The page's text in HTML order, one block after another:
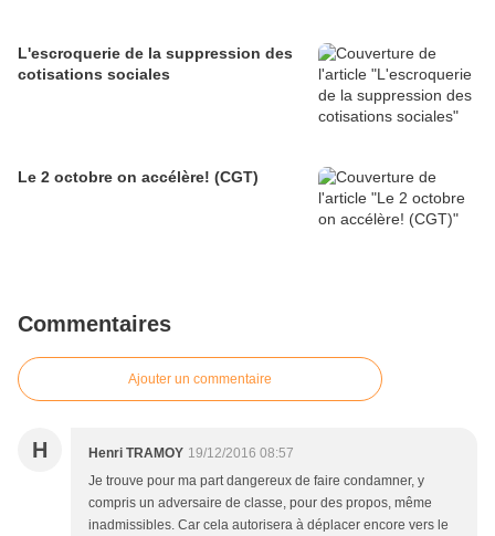
L'escroquerie de la suppression des
cotisations sociales
Le 2 octobre on accélère! (CGT)
Commentaires
Ajouter un commentaire
H Henri TRAMOY 19/12/2016 08:57
Je trouve pour ma part dangereux de faire condamner, y
compris un adversaire de classe, pour des propos, même
inadmissibles. Car cela autorisera à déplacer encore vers le